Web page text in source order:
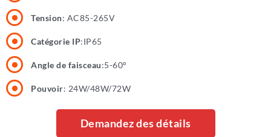
Tension: AC85-265V
Catégorie IP:IP65
Angle de faisceau:5-60°
Pouvoir: 24W/48W/72W
Demandez des détails